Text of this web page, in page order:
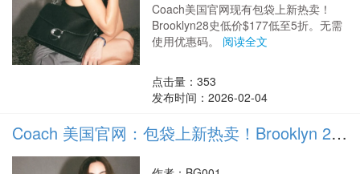
Coach美国官网现有包袋上新热卖！
Brooklyn28史低价$177低至5折。无需
使用优惠码。 阅读全文
点击量：353
发布时间：2026-02-04
Coach 美国官网：包袋上新热卖！Brooklyn 28 史低价$177 低至5折